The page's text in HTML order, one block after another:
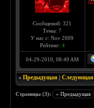
Сообщений: 321
Темы: 7
У нас с: Nov 2009
Рейтинг: 4
04-29-2010, 08:49 AM
«Предыдущая |Следующая
Страницы (3): « Предыдущая